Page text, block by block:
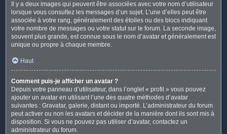
Il y a deux images qui peuvent être associées avec votre nom d’utilisateur
lorsque vous consultez les messages d’un sujet. L’une d’elles peut être
associée à votre rang, généralement des étoiles ou des blocs indiquant
votre nombre de messages ou votre statut sur le forum. La seconde image,
souvent plus grande, est connue sous le nom d’avatar et généralement est
unique ou propre à chaque membre.
Haut
Comment puis-je afficher un avatar ?
Depuis votre panneau d’utilisateur, dans l’onglet « profil » vous pouvez
ajouter un avatar en utilisant l’une des quatre méthodes d’avatar
suivantes : Gravatar, galerie, distant ou importé. L’administrateur du forum
peut activer ou non les avatars et décider de la manière dont ils sont mis à
disposition. Si vous ne pouvez pas utiliser d’avatar, contactez un
administrateur du forum.